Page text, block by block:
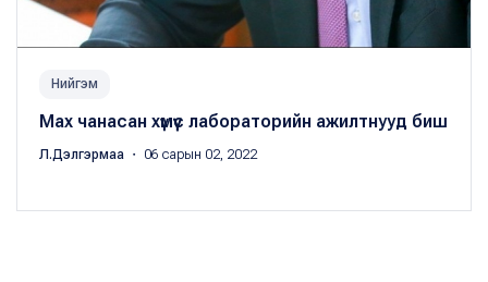
Нийгэм
Мах чанасан хүмүүс лабораторийн ажилтнууд биш
Л.Дэлгэрмаа ・ 06 сарын 02, 2022